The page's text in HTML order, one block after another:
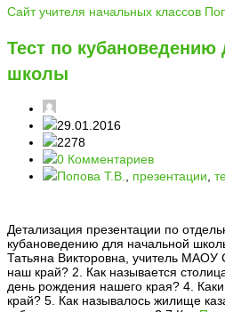
Сайт учителя начальных классов
Тест по
школы
29.01.2016
2278
0 Комментариев
Попова Т.В., презентации,
Детализация презентации по
кубановедению для начальной
Татьяна Викторовна, учитель
наш край? 2. Как называется
день рождения нашего края? 4.
край? 5. Как называлось жилище